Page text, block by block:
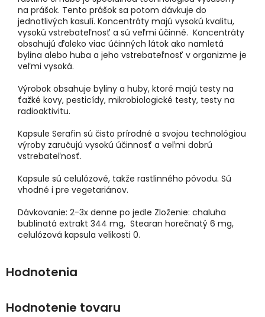
na prášok. Tento prášok sa potom dávkuje do
jednotlivých kasulí. Koncentráty majú vysokú kvalitu,
vysokú vstrebateľnosť a sú veľmi účinné. Koncentráty
obsahujú ďaleko viac účinných látok ako namletá
bylina alebo huba a jeho vstrebateľnosť v organizme je
veľmi vysoká.
Výrobok obsahuje byliny a huby, ktoré majú testy na
ťažké kovy, pesticídy, mikrobiologické testy, testy na
radioaktivitu.
Kapsule Serafin sú čisto prírodné a svojou technológiou
výroby zaručujú vysokú účinnosť a veľmi dobrú
vstrebateľnosť.
Kapsule sú celulózové, takže rastlinného pôvodu. Sú
vhodné i pre vegetariánov.
Dávkovanie: 2-3x denne po jedle Zloženie: chaluha
bublinatá extrakt 344 mg, Stearan horečnatý 6 mg,
celulózová kapsula velikosti 0.
Hodnotenie tovaru